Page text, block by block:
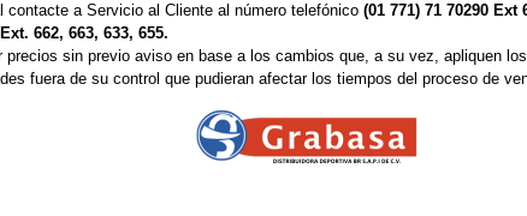
contacte a Servicio al Cliente al número telefónico (01 771) 71 70290 Ext
Ext. 662, 663, 633, 655.
precios sin previo aviso en base a los cambios que, a su vez, apliquen
fuera de su control que pudieran afectar los tiempos del proceso de